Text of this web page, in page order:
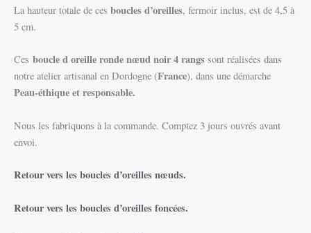
La hauteur totale de ces boucles d’oreilles, fermoir inclus, est de 4,5 à
5 cm.
Ces boucle d oreille ronde nœud noir 4 rangs sont réalisées dans
notre atelier artisanal en Dordogne (France), dans une démarche
Peau-éthique et responsable.
Nous les fabriquons à la commande. Comptez 3 jours ouvrés avant
envoi.
Retour vers les boucles d’oreilles nœuds.
Retour vers les boucles d’oreilles foncées.